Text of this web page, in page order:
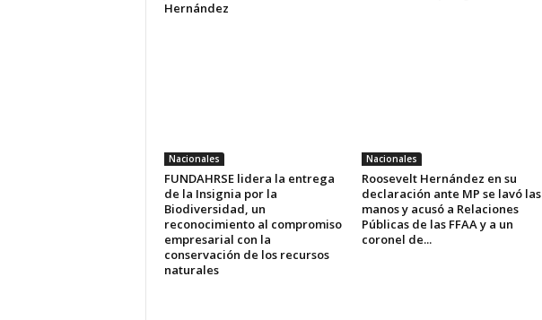
Hernández
Nacionales
FUNDAHRSE lidera la entrega
de la Insignia por la
Biodiversidad, un
reconocimiento al compromiso
empresarial con la
conservación de los recursos
naturales
Nacionales
Roosevelt Hernández en su
declaración ante MP se lavó las
manos y acusó a Relaciones
Públicas de las FFAA y a un
coronel de...